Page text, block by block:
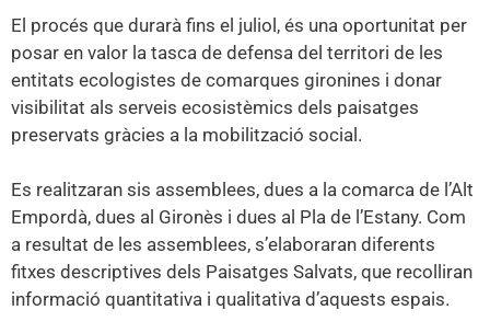
El procés que durarà fins el juliol, és una oportunitat per
posar en valor la tasca de defensa del territori de les
entitats ecologistes de comarques gironines i donar
visibilitat als serveis ecosistèmics dels paisatges
preservats gràcies a la mobilització social.
Es realitzaran sis assemblees, dues a la comarca de l’Alt
Empordà, dues al Gironès i dues al Pla de l’Estany. Com
a resultat de les assemblees, s’elaboraran diferents
fitxes descriptives dels Paisatges Salvats, que recolliran
informació quantitativa i qualitativa d’aquests espais.